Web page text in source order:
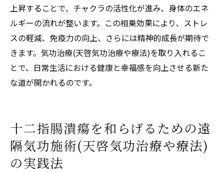
上昇することで、チャクラの活性化が進み、身体のエネ
ルギーの流れが整います。この相乗効果により、ストレ
スの軽減、免疫力の向上、さらには精神的成長が期待で
きます。気功治療(天啓気功治療や療法)を取り入れるこ
とで、日常生活における健康と幸福感を向上させる新た
な道が開かれるのです。
十二指腸潰瘍を和らげるための遠
隔気功施術(天啓気功治療や療法)
の実践法